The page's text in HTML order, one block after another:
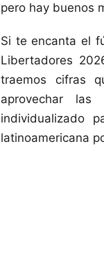
pero hay buenos
Si te encanta el
Libertadores
traemos cifras
aprovechar
individualizado
latinoamericana